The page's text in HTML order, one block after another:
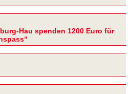
Hau spenden 1200 Euro für